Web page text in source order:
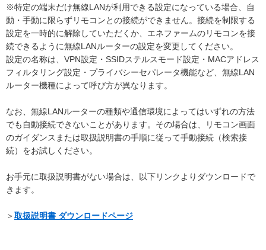
※特定の端末だけ無線LANが利用できる設定になっている場合、自
動・手動に限らずリモコンとの接続ができません。接続を制限する
設定を一時的に解除していただくか、エネファームのリモコンを接
続できるように無線LANルーターの設定を変更してください。
設定の名称は、VPN設定・SSIDステルスモード設定・MACアドレス
フィルタリング設定・プライバシーセパレータ機能など、 無線LAN
ルーター機種によって呼び方が異なります。
なお、 無線LANルーターの種類や通信環境によってはいずれの方法
でも自動接続できないことがあります。その場合は、リモコン画面
のガイダンスまたは取扱説明書の手順に従って手動接続（検索接
続）をお試しください。
お手元に取扱説明書がない場合は、以下リンクよりダウンロードで
きます。
＞取扱説明書 ダウンロードページ